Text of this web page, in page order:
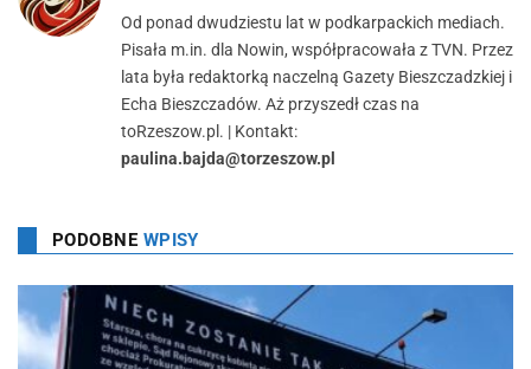
Od ponad dwudziestu lat w podkarpackich mediach.
Pisała m.in. dla Nowin, współpracowała z TVN. Przez
lata była redaktorką naczelną Gazety Bieszczadzkiej i
Echa Bieszczadów. Aż przyszedł czas na
toRzeszow.pl. | Kontakt:
paulina.bajda@torzeszow.pl
PODOBNE WPISY